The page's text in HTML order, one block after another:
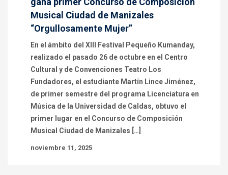
Musical Ciudad de Manizales
“Orgullosamente Mujer”
En el ámbito del XIII Festival Pequeño Kumanday,
realizado el pasado 26 de octubre en el Centro
Cultural y de Convenciones Teatro Los
Fundadores, el estudiante Martín Lince Jiménez,
de primer semestre del programa Licenciatura en
Música de la Universidad de Caldas, obtuvo el
primer lugar en el Concurso de Composición
Musical Ciudad de Manizales […]
noviembre 11, 2025